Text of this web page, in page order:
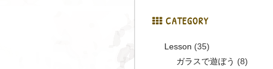
CATEGORY
Lesson (35)
ガラスで遊ぼう (8)